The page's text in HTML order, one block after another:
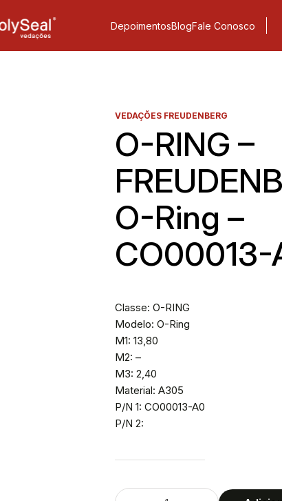
DepoimentosBlogFale Conosco
VEDAÇÕES FREUDENBERG
O-RING –
O-Ring –
CO00013-
Classe: O-RING
Modelo: O-Ring
M1: 13,80
M2: –
M3: 2,40
Material: A305
P/N 1: CO00013-A0
P/N 2: